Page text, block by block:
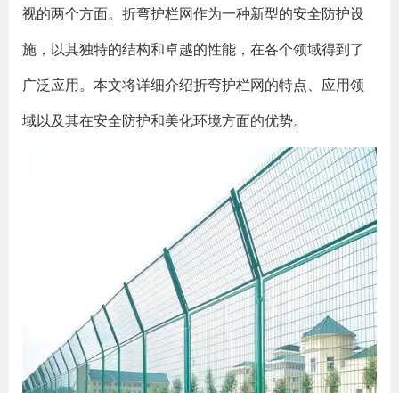
视的两个方面。折弯护栏网作为一种新型的安全防护设
施，以其独特的结构和卓越的性能，在各个领域得到了
广泛应用。本文将详细介绍折弯护栏网的特点、应用领
域以及其在安全防护和美化环境方面的优势。